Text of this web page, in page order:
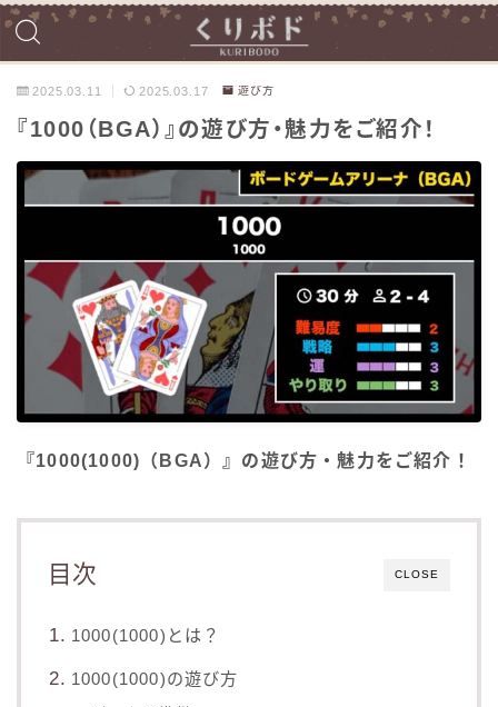
2025.03.11 2025.03.17 遊び方
『1000（BGA）』の遊び方・魅力をご紹介！
『1000(1000)（BGA）』の遊び方・魅力をご紹介！
CLOSE
目次
1000(1000)とは？
1000(1000)の遊び方